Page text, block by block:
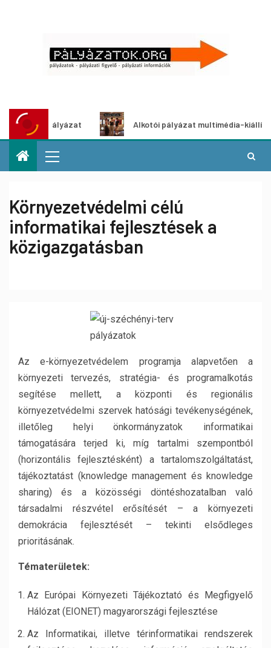
Alkotói pályázat multimédia-kiállításhoz
Környezetvédelmi célú
informatikai fejlesztések a
közigazgatásban
Az e-környezetvédelem programja alapvetően a
környezeti tervezés, stratégia- és programalkotás
segítése mellett, a központi és regionális
környezetvédelmi szervek hatósági tevékenységének,
illetőleg helyi önkormányzatok informatikai
támogatására terjed ki, míg tartalmi szempontból
(horizontális fejlesztésként) a tartalomszolgáltatást,
tájékoztatást (knowledge management és knowledge
sharing) és a közösségi döntéshozatalban való
társadalmi részvétel erősítését – a környezeti
demokrácia fejlesztését – tekinti elsődleges
prioritásának.
Tématerületek:
Az Európai Környezeti Tájékoztató és Megfigyelő
Hálózat (EIONET) magyarországi fejlesztése
Az Informatikai, illetve térinformatikai rendszerek